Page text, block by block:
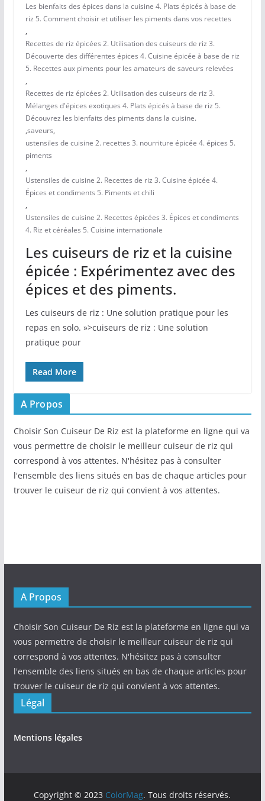
Les bienfaits des épices dans la cuisine 4. Plats épicés à base de
riz 5. Comment choisir et utiliser les piments dans vos recettes
,
Recettes de riz épicées 2. Utilisation des cuiseurs de riz 3.
Découverte des différentes épices 4. Cuisine épicée à base de riz
5. Recettes aux piments pour les amateurs de saveurs relevées
,
Recettes de riz épicées 2. Utilisation des cuiseurs de riz 3.
Mélanges d'épices exotiques 4. Plats épicés à base de riz 5.
Découvrez les bienfaits des piments dans la cuisine.
,saveurs,
ustensiles de cuisine 2. recettes 3. nourriture épicée 4. épices 5.
piments
,
Ustensiles de cuisine 2. Recettes de riz 3. Cuisine épicée 4.
Épices et condiments 5. Piments et chili
,
Ustensiles de cuisine 2. Recettes épicées 3. Épices et condiments
4. Riz et céréales 5. Cuisine internationale
Les cuiseurs de riz et la cuisine
épicée : Expérimentez avec des
épices et des piments.
Les cuiseurs de riz : Une solution pratique pour les
repas en solo. »>cuiseurs de riz : Une solution
pratique pour
Read More
A Propos
Choisir Son Cuiseur De Riz est la plateforme en ligne qui va
vous permettre de choisir le meilleur cuiseur de riz qui
correspond à vos attentes. N'hésitez pas à consulter
l'ensemble des liens situés en bas de chaque articles pour
trouver le cuiseur de riz qui convient à vos attentes.
A Propos
Choisir Son Cuiseur De Riz est la plateforme en ligne qui va
vous permettre de choisir le meilleur cuiseur de riz qui
correspond à vos attentes. N'hésitez pas à consulter
l'ensemble des liens situés en bas de chaque articles pour
trouver le cuiseur de riz qui convient à vos attentes.
Légal
Mentions légales
Copyright © 2023 ColorMag. Tous droits réservés.